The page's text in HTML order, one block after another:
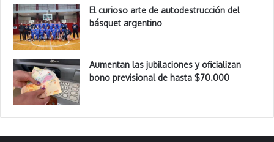
El curioso arte de autodestrucción del
básquet argentino
Aumentan las jubilaciones y oficializan
bono previsional de hasta $70.000